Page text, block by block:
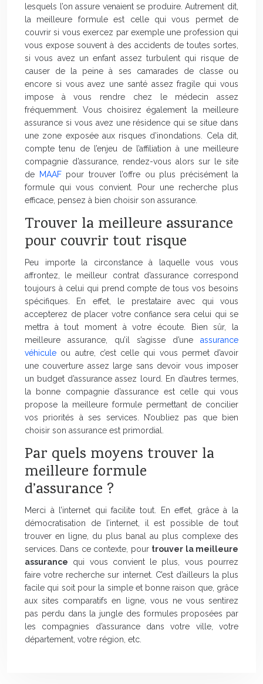
lesquels l’on assure venaient se produire. Autrement dit,
la meilleure formule est celle qui vous permet de
couvrir si vous exercez par exemple une profession qui
vous expose souvent à des accidents de toutes sortes,
si vous avez un enfant assez turbulent qui risque de
causer de la peine à ses camarades de classe ou
encore si vous avez une santé assez fragile qui vous
impose à vous rendre chez le médecin assez
fréquemment. Vous choisirez également la meilleure
assurance si vous avez une résidence qui se situe dans
une zone exposée aux risques d’inondations. Cela dit,
compte tenu de l’enjeu de l’affiliation à une meilleure
compagnie d’assurance, rendez-vous alors sur le site
de
MAAFpour trouver l’offre ou plus précisément la
formule qui vous convient. Pour une recherche plus
efficace, pensez à bien choisir son assurance.
Trouver la meilleure assurance
pour couvrir tout risque
Peu importe la circonstance à laquelle vous vous
affrontez, le meilleur contrat d’assurance correspond
toujours à celui qui prend compte de tous vos besoins
spécifiques. En effet, le prestataire avec qui vous
accepterez de placer votre confiance sera celui qui se
mettra à tout moment à votre écoute. Bien sûr, la
meilleure assurance, qu’il s’agisse d’une assurance
véhicule ou autre, c’est celle qui vous permet d’avoir
une couverture assez large sans devoir vous imposer
un budget d’assurance assez lourd. En d’autres termes,
la bonne compagnie d’assurance est celle qui vous
propose la meilleure formule permettant de concilier
vos priorités à ses services. N’oubliez pas que bien
choisir son assurance est primordial.
Par quels moyens trouver la
meilleure formule
d’assurance ?
Merci à l’internet qui facilite tout. En effet, grâce à la
démocratisation de l’internet, il est possible de tout
trouver en ligne, du plus banal au plus complexe des
services. Dans ce contexte, pour trouver la meilleure
assurance qui vous convient le plus, vous pourrez
faire votre recherche sur internet. C’est d’ailleurs la plus
facile qui soit pour la simple et bonne raison que, grâce
aux sites comparatifs en ligne, vous ne vous sentirez
pas perdu dans la jungle des formules proposées par
les compagnies d’assurance dans votre ville, votre
département, votre région, etc.